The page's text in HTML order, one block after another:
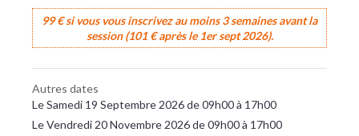
99 € si vous vous inscrivez au moins 3 semaines avant la
session (101 € après le 1er sept 2026).
Autres dates
Le Samedi 19 Septembre 2026 de 09h00 à 17h00
Le Vendredi 20 Novembre 2026 de 09h00 à 17h00